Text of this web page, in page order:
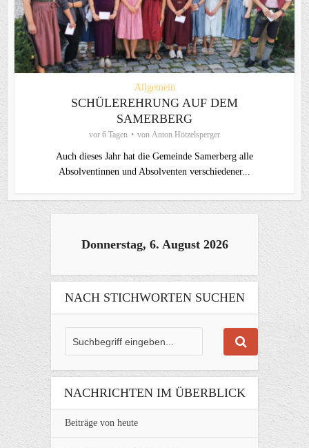
Allgemein
SCHÜLEREHRUNG AUF DEM
SAMERBERG
vor 6 Tagen von Anton Hötzelsperger
Auch dieses Jahr hat die Gemeinde Samerberg alle
Absolventinnen und Absolventen verschiedener...
Donnerstag, 6. August 2026
NACH STICHWORTEN SUCHEN
NACHRICHTEN IM ÜBERBLICK
Beiträge von heute